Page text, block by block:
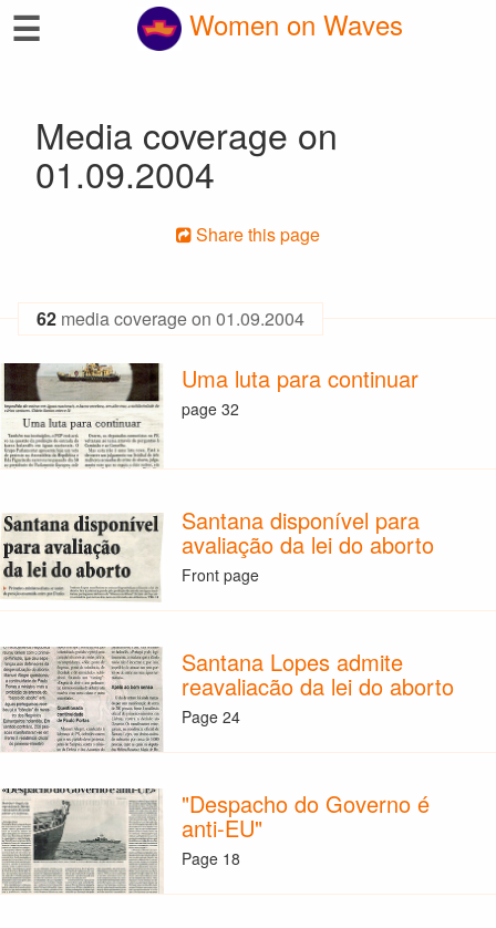
☰ Women on Waves
Media coverage on
01.09.2004
Share this page
62 media coverage on 01.09.2004
Uma luta para continuar
page 32
Santana disponível para
avaliação da lei do aborto
Front page
Santana Lopes admite
reavaliacão da lei do aborto
Page 24
"Despacho do Governo é
anti-EU"
Page 18